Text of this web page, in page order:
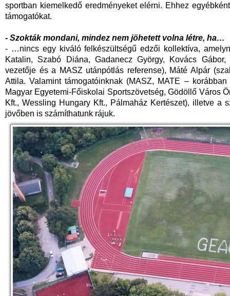
sportban kiemelkedő eredményeket elérni. Ehhez
támogatókat.
- Szokták mondani, mindez nem jöhetett volna létre, ha…
- …nincs egy kiváló felkészültségű edzői kollektíva,
Katalin, Szabó Diána, Gadanecz György, Kovács
vezetője és a MASZ utánpótlás referense), Máté Alpár
Attila. Valamint támogatóinknak (MASZ, MATE –
Magyar Egyetemi-Főiskolai Sportszövetség, Gödöllő Város
Kft., Wessling Hungary Kft., Pálmaház Kertészet), illetve a
jövőben is számíthatunk rájuk.